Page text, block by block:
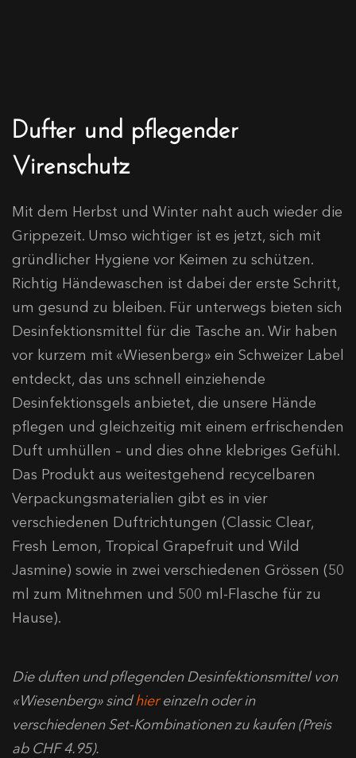
Dufter und pflegender
Virenschutz
Mit dem Herbst und Winter naht auch wieder die
Grippezeit. Umso wichtiger ist es jetzt, sich mit
gründlicher Hygiene vor Keimen zu schützen.
Richtig Händewaschen ist dabei der erste Schritt,
um gesund zu bleiben. Für unterwegs bieten sich
Desinfektionsmittel für die Tasche an. Wir haben
vor kurzem mit «Wiesenberg» ein Schweizer Label
entdeckt, das uns schnell einziehende
Desinfektionsgels anbietet, die unsere Hände
pflegen und gleichzeitig mit einem erfrischenden
Duft umhüllen – und dies ohne klebriges Gefühl.
Das Produkt aus weitestgehend recycelbaren
Verpackungsmaterialien gibt es in vier
verschiedenen Duftrichtungen (Classic Clear,
Fresh Lemon, Tropical Grapefruit und Wild
Jasmine) sowie in zwei verschiedenen Grössen (50
ml zum Mitnehmen und 500 ml-Flasche für zu
Hause).
Die duften und pflegenden Desinfektionsmittel von
«Wiesenberg» sindhiereinzeln oder in
verschiedenen Set-Kombinationen zu kaufen (Preis
ab CHF 4.95).